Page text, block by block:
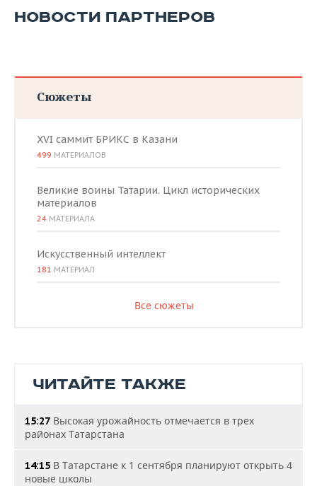
НОВОСТИ ПАРТНЕРОВ
Сюжеты
XVI саммит БРИКС в Казани
499 МАТЕРИАЛОВ
Великие воины Татарии. Цикл исторических
материалов
24 МАТЕРИАЛА
Искусственный интеллект
181 МАТЕРИАЛ
Все сюжеты
ЧИТАЙТЕ ТАКЖЕ
15:27 Высокая урожайность отмечается в трех
районах Татарстана
14:15 В Татарстане к 1 сентября планируют открыть 4
новые школы